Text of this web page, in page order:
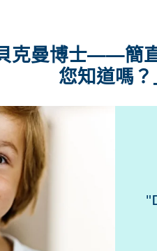
克曼博士——簡
您知道嗎？